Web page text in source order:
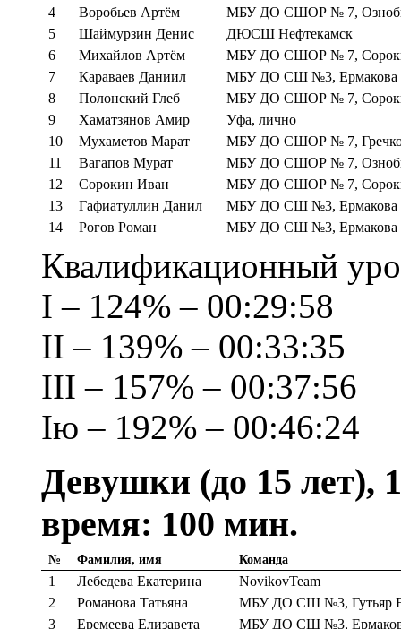
4
Воробьев Артём
МБУ ДО СШОР № 7,
5
Шаймурзин Денис
ДЮСШ Нефтекамск
6
Михайлов Артём
МБУ ДО СШОР № 7,
7
Караваев Даниил
МБУ ДО СШ №3, Ермакова
8
Полонский Глеб
МБУ ДО СШОР № 7,
9
Хаматзянов Амир
Уфа, лично
10
Мухаметов Марат
МБУ ДО СШОР № 7,
11
Вагапов Мурат
МБУ ДО СШОР № 7,
12
Сорокин Иван
МБУ ДО СШОР № 7,
13
Гафиатуллин Данил
МБУ ДО СШ №3, Ермакова
14
Рогов Роман МБУ ДО СШ №3, Ермакова
Квалификационный
I – 124% – 00:29:58
II – 139% – 00:33:35
III – 157% – 00:37:56
Iю – 192% – 00:46:24
Девушки (до 15 лет),
время: 100 мин.
№ Фамилия, имя Команда
1 Лебедева Екатерина
NovikovTeam
2
Романова Татьяна
МБУ ДО СШ №3, Гутьяр
3
Еремеева Елизавета МБУ ДО СШ №3,